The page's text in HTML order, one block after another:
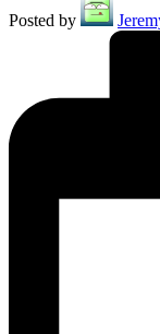
Posted by